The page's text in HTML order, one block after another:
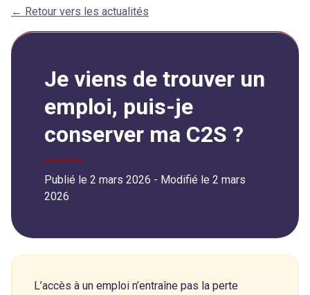
← Retour vers les actualités
Je viens de trouver un
emploi, puis-je
conserver ma C2S ?
Publié le 2 mars 2026 - Modifié le 2 mars
2026
L’accès à un emploi n’entraîne pas la perte